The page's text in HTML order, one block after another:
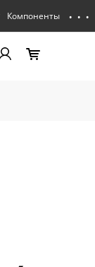
Компоненты . . .